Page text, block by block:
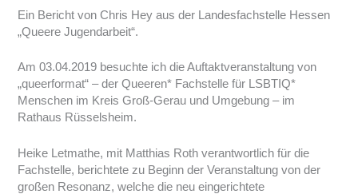
Ein Bericht von Chris Hey aus der Landesfachstelle Hessen
„Queere Jugendarbeit“.
Am 03.04.2019 besuchte ich die Auftaktveranstaltung von
„queerformat“ – der Queeren* Fachstelle für LSBTIQ*
Menschen im Kreis Groß-Gerau und Umgebung – im
Rathaus Rüsselsheim.
Heike Letmathe, mit Matthias Roth verantwortlich für die
Fachstelle, berichtete zu Beginn der Veranstaltung von der
großen Resonanz, welche die neu eingerichtete